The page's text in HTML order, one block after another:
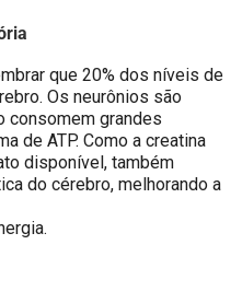
que 20% dos níveis de
Os neurônios são
consomem grandes
de ATP. Como a creatina
disponível, também
do cérebro, melhorando a